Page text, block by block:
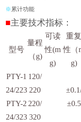
※ 累计功能
■主要技术指标：
型号
量程
（g)
可读
性(m
g)
重复
性（
g)
PTY-1
24/223
120/
220
±0.5
PTY-2
24/323
220/
320